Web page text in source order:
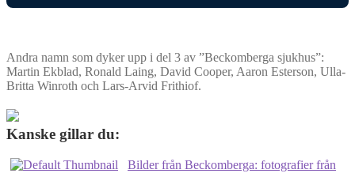
Andra namn som dyker upp i del 3 av ”Beckomberga sjukhus”:
Martin Ekblad, Ronald Laing, David Cooper, Aaron Esterson, Ulla-
Britta Winroth och Lars-Arvid Frithiof.
Kanske gillar du:
Bilder från Beckomberga: fotografier från